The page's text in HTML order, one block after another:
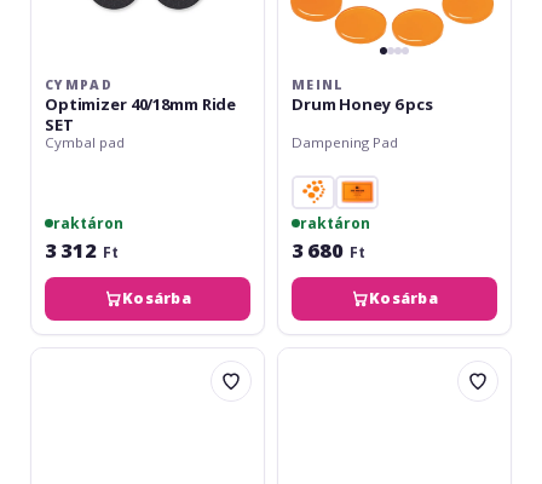
CYMPAD
Optimizer 40/18mm Ride
SET
Cymbal pad
raktáron
3 312 Ft
Kosárba
MEINL
Drum Honey 6 pcs
Dampening Pad
raktáron
3 680 Ft
Kosárba
Meinl
Evans